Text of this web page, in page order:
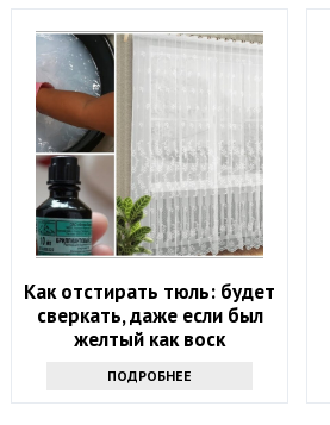
Как отстирать тюль: будет
сверкать, даже если был
желтый как воск
ПОДРОБНЕЕ